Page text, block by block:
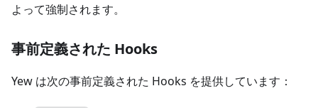
よって強制されます。
事前定義された Hooks
Yew は次の事前定義された Hooks を提供しています：